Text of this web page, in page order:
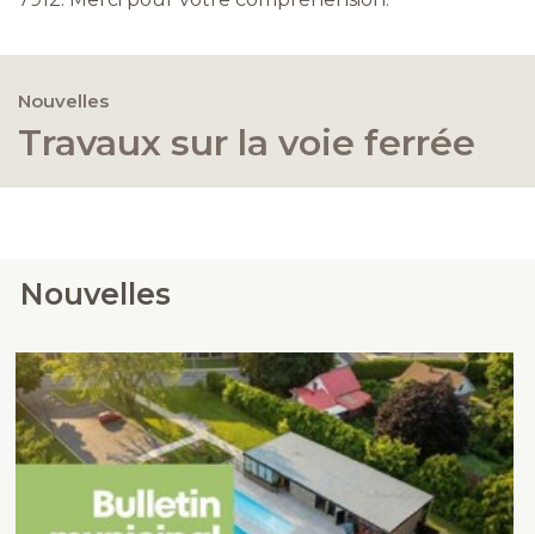
Nouvelles
Travaux sur la voie ferrée
Nouvelles